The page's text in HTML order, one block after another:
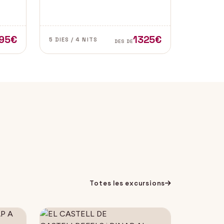
especialment a les províncies de
Cadis i Màlaga. Vens amb
nosaltres?
5 DIES / 4 NITS DES DE1325€
Totes les excursions